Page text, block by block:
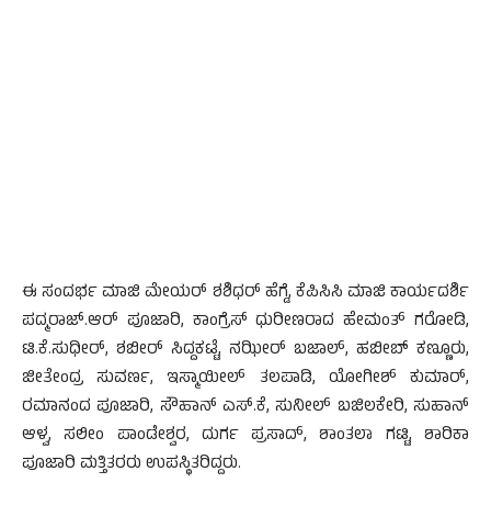
ಈ ಸಂದರ್ಭ ಮಾಜಿ ಮೇಯರ್ ಶಶಿಧರ್ ಹೆಗ್ಡೆ, ಕೆಪಿಸಿಸಿ ಮಾಜಿ ಕಾರ್ಯದರ್ಶಿ
ಪದ್ಮರಾಜ್.ಆರ್ ಪೂಜಾರಿ, ಕಾಂಗ್ರೆಸ್ ಧುರೀಣರಾದ ಹೇಮಂತ್ ಗರೋಡಿ,
ಟಿ.ಕೆ.ಸುಧೀರ್, ಶಬೀರ್ ಸಿದ್ದಕಟ್ಟೆ, ನಝೀರ್ ಬಜಾಲ್, ಹಬೀಬ್ ಕಣ್ಣೂರು,
ಜೀತೇಂದ್ರ ಸುವರ್ಣ, ಇಸ್ಮಾಯೀಲ್ ತಲಪಾಡಿ, ಯೋಗೀಶ್ ಕುಮಾರ್,
ರಮಾನಂದ ಪೂಜಾರಿ, ಸೌಹಾನ್ ಎಸ್.ಕೆ, ಸುನೀಲ್ ಬಜಿಲಕೇರಿ, ಸುಹಾನ್
ಆಳ್ವ, ಸಲೀಂ ಪಾಂಡೇಶ್ವರ, ದುರ್ಗ ಪ್ರಸಾದ್, ಶಾಂತಲಾ ಗಟ್ಟಿ, ಶಾರಿಕಾ
ಪೂಜಾರಿ ಮತ್ತಿತರರು ಉಪಸ್ಥಿತರಿದ್ದರು.